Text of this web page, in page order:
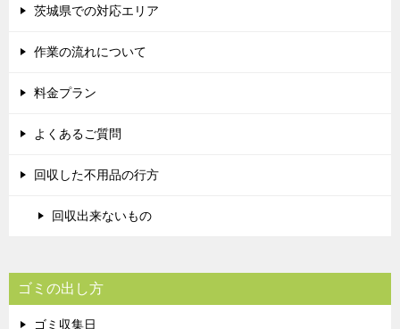
茨城県での対応エリア
作業の流れについて
料金プラン
よくあるご質問
回収した不用品の行方
回収出来ないもの
ゴミの出し方
ゴミ収集日